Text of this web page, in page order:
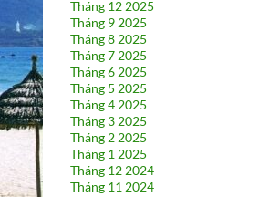
Tháng 12 2025
Tháng 9 2025
Tháng 8 2025
Tháng 7 2025
Tháng 6 2025
Tháng 5 2025
Tháng 4 2025
Tháng 3 2025
Tháng 2 2025
Tháng 1 2025
Tháng 12 2024
Tháng 11 2024